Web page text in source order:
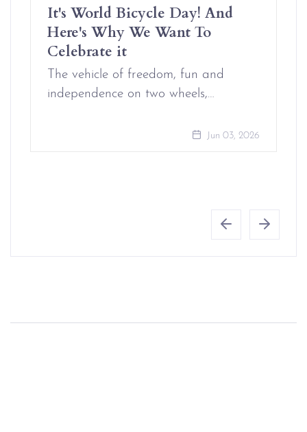
It's World Bicycle Day! And
Here's Why We Want To
Celebrate it
The vehicle of freedom, fun and
independence on two wheels,…
Jun 03, 2026